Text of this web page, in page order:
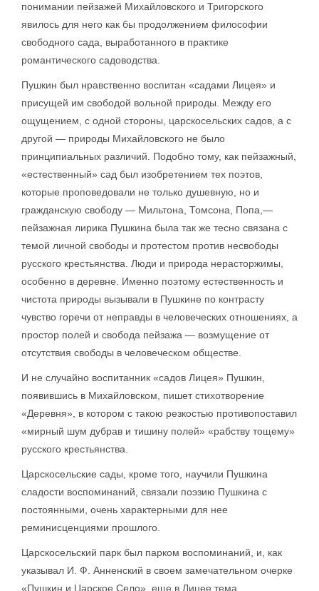
понимании пейзажей Михайловского и Тригорского
явилось для него как бы продолжением философии
свободного сада, выработанного в практике
романтического садоводства.
Пушкин был нравственно воспитан «садами Лицея» и
присущей им свободой вольной природы. Между его
ощущением, с одной стороны, царскосельских садов, а с
другой — природы Михайловского не было
принципиальных различий. Подобно тому, как пейзажный,
«естественный» сад был изобретением тех поэтов,
которые проповедовали не только душевную, но и
гражданскую свободу — Мильтона, Томсона, Попа,—
пейзажная лирика Пушкина была так же тесно связана с
темой личной свободы и протестом против несвободы
русского крестьянства. Люди и природа нерасторжимы,
особенно в деревне. Именно поэтому естественность и
чистота природы вызывали в Пушкине по контрасту
чувство горечи от неправды в человеческих отношениях, а
простор полей и свобода пейзажа — возмущение от
отсутствия свободы в человеческом обществе.
И не случайно воспитанник «садов Лицея» Пушкин,
появившись в Михайловском, пишет стихотворение
«Деревня», в котором с такою резкостью противопоставил
«мирный шум дубрав и тишину полей» «рабству тощему»
русского крестьянства.
Царскосельские сады, кроме того, научили Пушкина
сладости воспоминаний, связали поэзию Пушкина с
постоянными, очень характерными для нее
реминисценциями прошлого.
Царскосельский парк был парком воспоминаний, и, как
указывал И. Ф. Анненский в своем замечательном очерке
«Пушкин и Царское Село», еще в Лицее тема